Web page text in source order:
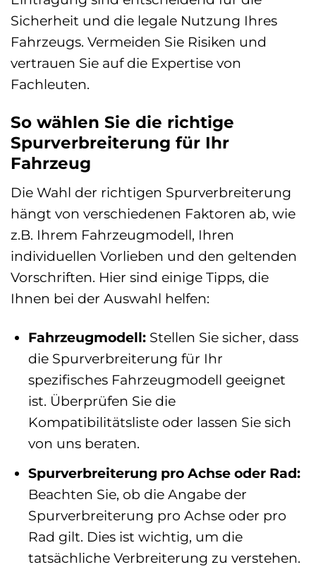
Sicherheit und die legale Nutzung Ihres
Fahrzeugs. Vermeiden Sie Risiken und
vertrauen Sie auf die Expertise von
Fachleuten.
So wählen Sie die richtige
Spurverbreiterung für Ihr
Fahrzeug
Die Wahl der richtigen Spurverbreiterung
hängt von verschiedenen Faktoren ab, wie
z.B. Ihrem Fahrzeugmodell, Ihren
individuellen Vorlieben und den geltenden
Vorschriften. Hier sind einige Tipps, die
Ihnen bei der Auswahl helfen:
Fahrzeugmodell:Stellen Sie sicher, dass
die Spurverbreiterung für Ihr
spezifisches Fahrzeugmodell geeignet
ist. Überprüfen Sie die
Kompatibilitätsliste oder lassen Sie sich
von uns beraten.
Spurverbreiterung pro Achse oder Rad:
Beachten Sie, ob die Angabe der
Spurverbreiterung pro Achse oder pro
Rad gilt. Dies ist wichtig, um die
tatsächliche Verbreiterung zu verstehen.